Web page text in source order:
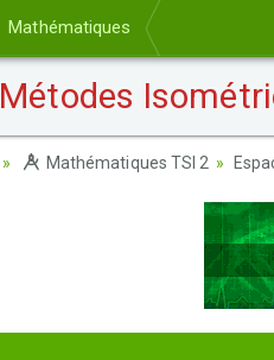
Mathématiques
Métodes
Mathématiques TSI 2